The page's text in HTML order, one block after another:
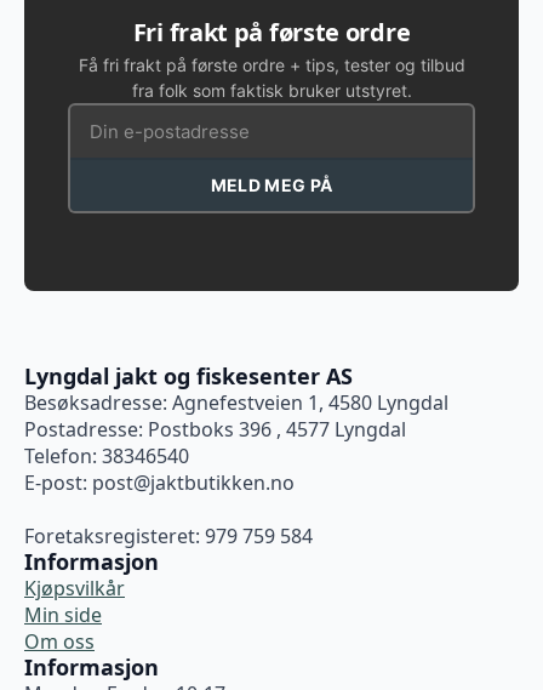
Fri frakt på første ordre
Få fri frakt på første ordre + tips, tester og tilbud
fra folk som faktisk bruker utstyret.
MELD MEG PÅ
Lyngdal jakt og fiskesenter AS
Besøksadresse: Agnefestveien 1, 4580 Lyngdal
Postadresse: Postboks 396 , 4577 Lyngdal
Telefon: 38346540
E-post: post@jaktbutikken.no
Foretaksregisteret: 979 759 584
Informasjon
Kjøpsvilkår
Min side
Om oss
Informasjon